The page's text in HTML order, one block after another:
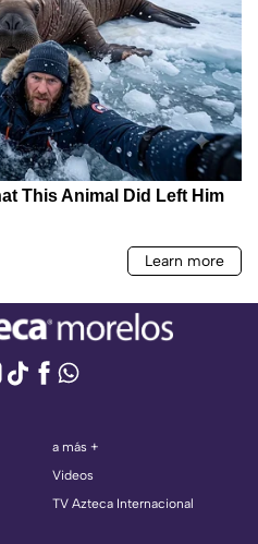
a más +
Videos
TV Azteca Internacional